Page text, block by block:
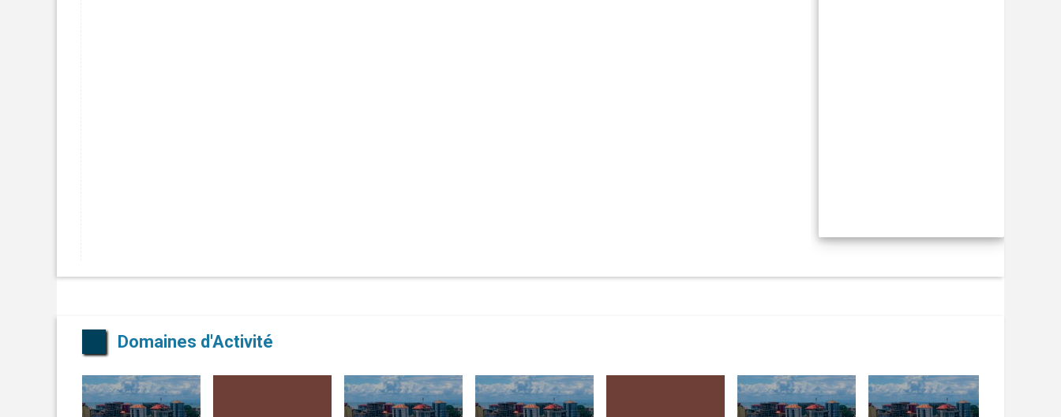
Domaines d'Activité